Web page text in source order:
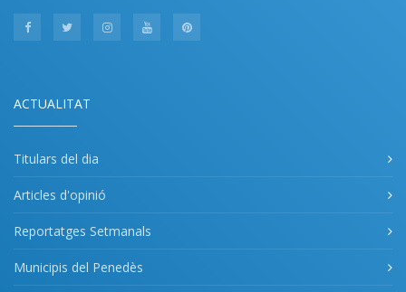
ACTUALITAT
Titulars del dia
Articles d'opinió
Reportatges Setmanals
Municipis del Penedès